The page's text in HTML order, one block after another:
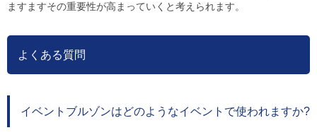
ますますその重要性が高まっていくと考えられます。
よくある質問
イベントブルゾンはどのようなイベントで使われますか?